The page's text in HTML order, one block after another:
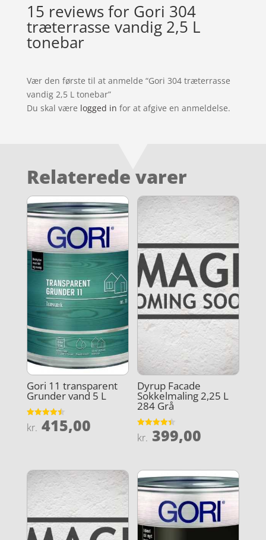
15 reviews for Gori 304
træterrasse vandig 2,5 L
tonebar
Vær den første til at anmelde “Gori 304 træterrasse
vandig 2,5 L tonebar”
Du skal være logged in for at afgive en anmeldelse.
Relaterede varer
Gori 11 transparent
Grunder vand 5 L
Vurderet
4.5
kr. 415,00
Dyrup Facade
Sokkelmaling 2,25 L
284 Grå
Vurderet
4.4
kr. 399,00